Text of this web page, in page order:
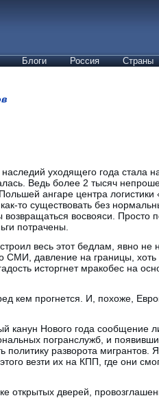
Блоги Россия Страны
уходящего года стала
Ведь более 2 тысяч
ангаре центра
то существовать без
возвращаться восвояси. Просто
потрачены.
весь этот бедлам, явно
СМИ, давление на границы,
исторгнет мракобес на
кем прогнется. И, похоже,
канун Нового года сообщение
погранслужб, и
разворота мигрантов.
везти их на КПП, где они
открытых дверей,